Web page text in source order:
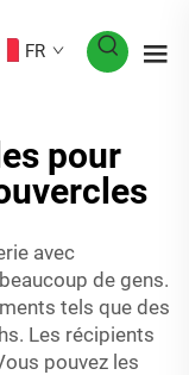
FR
pour
avec
de gens.
tels que des
Les récipients
pouvez les